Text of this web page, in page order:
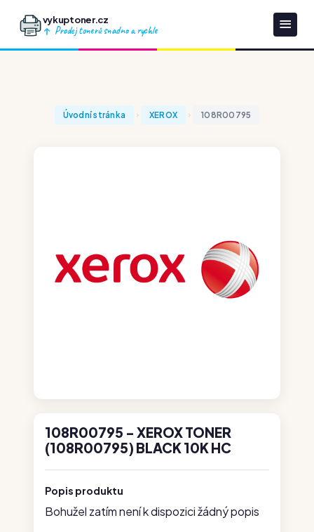
vykuptoner.cz
Prodej tonerů snadno a rychle
Úvodní stránka XEROX 108R00795
108R00795 - XEROX TONER
(108R00795) BLACK 10K HC
Popis produktu
Bohužel zatím není k dispozici žádný popis